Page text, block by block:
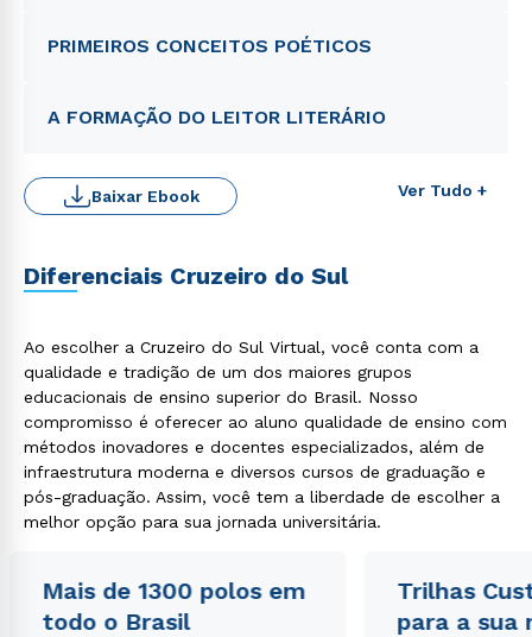
PRIMEIROS CONCEITOS POÉTICOS
A FORMAÇÃO DO LEITOR LITERÁRIO
Ver Tudo +
Baixar Ebook
Diferenciais Cruzeiro do Sul
Ao escolher a Cruzeiro do Sul Virtual, você conta com a
qualidade e tradição de um dos maiores grupos
educacionais de ensino superior do Brasil. Nosso
compromisso é oferecer ao aluno qualidade de ensino com
métodos inovadores e docentes especializados, além de
infraestrutura moderna e diversos cursos de graduação e
pós-graduação. Assim, você tem a liberdade de escolher a
melhor opção para sua jornada universitária.
Mais de 1300 polos em
todo o Brasil
Trilhas
para a sua
Rápido e fácil
WhatsApp
ou
Estou de acordo com a Política de Privacidade.e
autorizo que meus dados sejam utilizados para o
envio de conteúdos da Cruzeiro do Sul.